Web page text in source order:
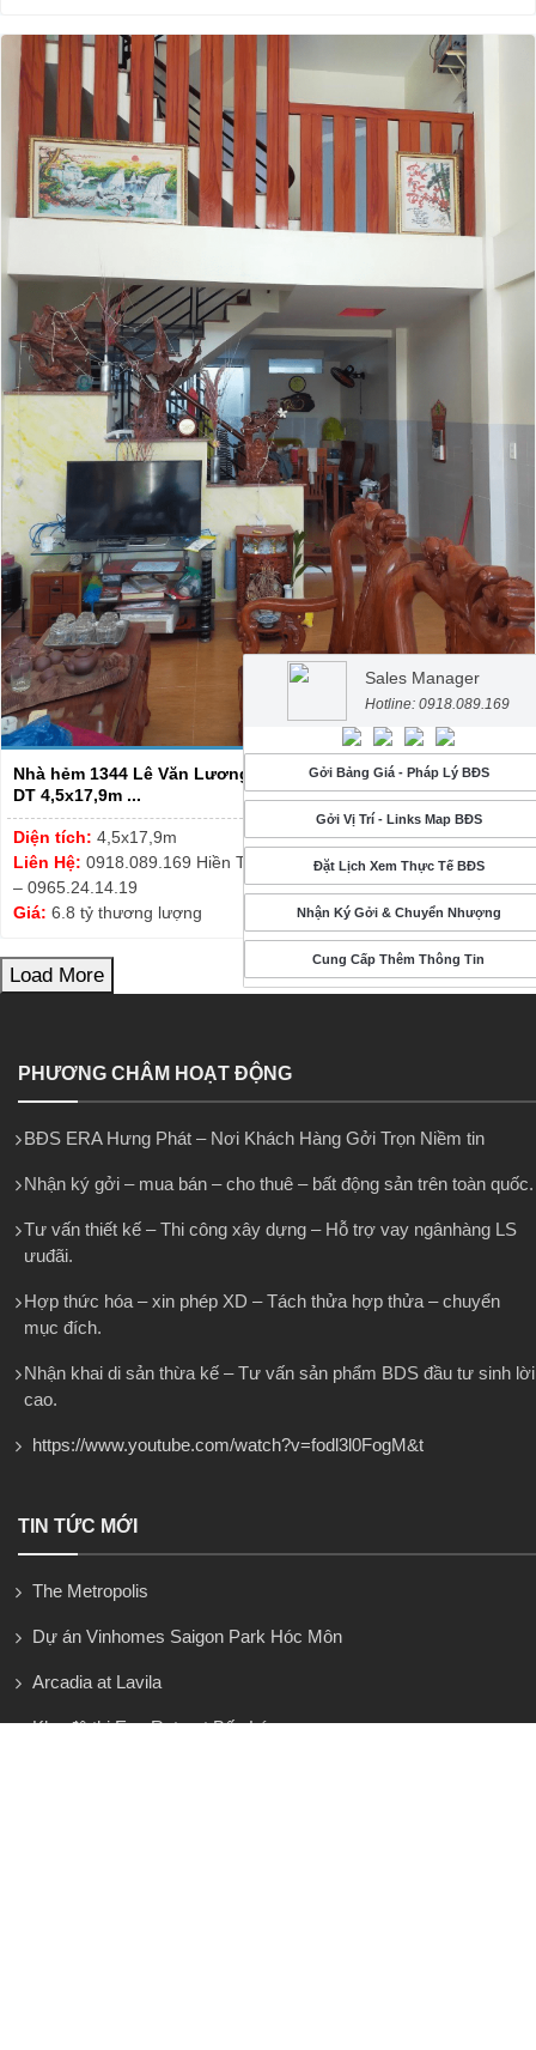
Nhà hẻm 1344 Lê Văn Lương, xã Phước Kiển, huyện Nhà Bè -
DT 4,5x17,9m ...
Diện tích: 4,5x17,9m
Liên Hệ: 0918.089.169 Hiền Thương – Thanh Tuyết 0913.999.003
– 0965.24.14.19
Giá: 6.8 tỷ thương lượng
Load More
Sales Manager
Hotline: 0918.089.169
Gởi Bảng Giá - Pháp Lý BĐS
Gởi Vị Trí - Links Map BĐS
Đặt Lịch Xem Thực Tế BĐS
Nhận Ký Gởi & Chuyển Nhượng
Cung Cấp Thêm Thông Tin
PHƯƠNG CHÂM HOẠT ĐỘNG
BĐS ERA Hưng Phát – Nơi Khách Hàng Gởi Trọn Niềm tin
Nhận ký gởi – mua bán – cho thuê – bất động sản trên toàn quốc.
Tư vấn thiết kế – Thi công xây dựng – Hỗ trợ vay ngânhàng LS
ưuđãi.
Hợp thức hóa – xin phép XD – Tách thửa hợp thửa – chuyển
mục đích.
Nhận khai di sản thừa kế – Tư vấn sản phẩm BDS đầu tư sinh lời
cao.
https://www.youtube.com/watch?v=fodl3l0FogM&t
TIN TỨC MỚI
The Metropolis
Dự án Vinhomes Saigon Park Hóc Môn
Arcadia at Lavila
Khu đô thị Eco Retreat Bến Lức